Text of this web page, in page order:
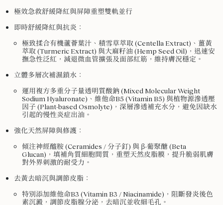
極效急救舒緩降紅與屏障重塑雙軌並行
即時舒緩降紅與抗炎 ：
極致揉合有機蘆薈葉汁、積雪草萃取 (Centella Extract)、薑黃
萃取 (Turmeric Extract) 與大麻籽油 (Hemp Seed Oil)，迅速安
撫急性泛紅，減退微血管擴張及面部紅筋，維持膚況穩定。
立體多層次補濕鎖水 ：
運用複方多重分子量透明質酸鈉 (Mixed Molecular Weight
Sodium Hyaluronate)、維他命B5 (Vitamin B5) 與植物源滲透壓
因子 (Plant-based Osmolyte)，深層滲透補充水分，避免因缺水
引起的慢性炎症出油。
強化天然屏障與修護 ：
傾注神經醯胺 (Ceramides / 分子釘) 與 β-葡聚醣 (Beta
Glucan)，填補角質細胞間質，重塑天然皮脂膜，提升脆弱肌膚
對外界刺激的耐受力。
去黃去暗沉與調節皮脂 ：
特別添加維他命B3 (Vitamin B3 / Niacinamide)，阻斷發炎後色
素沉澱，調節皮脂腺分泌，去暗沉並收細毛孔。